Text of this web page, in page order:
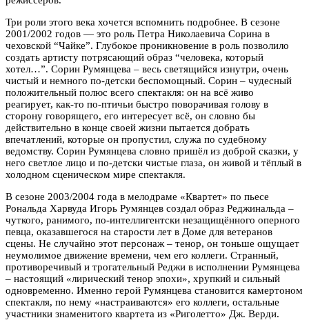
Три роли этого века хочется вспомнить подробнее. В сезоне
2001/2002 годов — это роль Петра Николаевича Сорина в
чеховской “Чайке”. Глубокое проникновение в роль позволило
создать артисту потрясающий образ “человека, который
хотел…”. Сорин Румянцева – весь светящийся изнутри, очень
чистый и немного по-детски беспомощный. Сорин – чудесный
положительный полюс всего спектакля: он на всё живо
реагирует, как-то по-птичьи быстро поворачивая голову в
сторону говорящего, его интересует всё, он словно бы
действительно в конце своей жизни пытается добрать
впечатлений, которые он пропустил, служа по судебному
ведомству. Сорин Румянцева словно пришёл из доброй сказки, у
него светлое лицо и по-детски чистые глаза, он живой и тёплый в
холодном сценическом мире спектакля.
В сезоне 2003/2004 года в мелодраме «Квартет» по пьесе
Рональда Харвуда Игорь Румянцев создал образ Реджинальда –
чуткого, ранимого, по-интеллигентски незащищённого оперного
певца, оказавшегося на старости лет в Доме для ветеранов
сцены. Не случайно этот персонаж – тенор, он тоньше ощущает
неумолимое движение времени, чем его коллеги. Странный,
противоречивый и трогательный Реджи в исполнении Румянцева
– настоящий «лирический тенор эпохи», хрупкий и сильный
одновременно. Именно герой Румянцева становится камертоном
спектакля, по нему «настраиваются» его коллеги, остальные
участники знаменитого квартета из «Риголетто» Дж. Верди.